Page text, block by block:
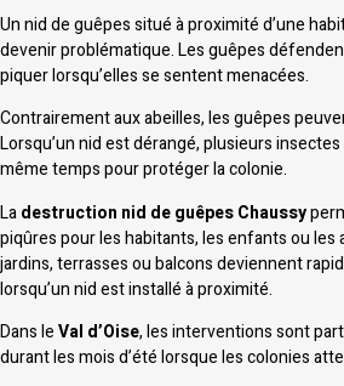
Un nid de guêpes situé à proximité d’une
devenir problématique. Les guêpes
piquer lorsqu’elles se sentent menacées.
Contrairement aux abeilles, les guêpes
Lorsqu’un nid est dérangé, plusieurs
même temps pour protéger la colonie.
Ladestruction nid de guêpes Chaussy
piqûres pour les habitants, les enfants ou les
jardins, terrasses ou balcons deviennent
lorsqu’un nid est installé à proximité.
Dans leVal d’Oise, les interventions sont
durant les mois d’été lorsque les colonies